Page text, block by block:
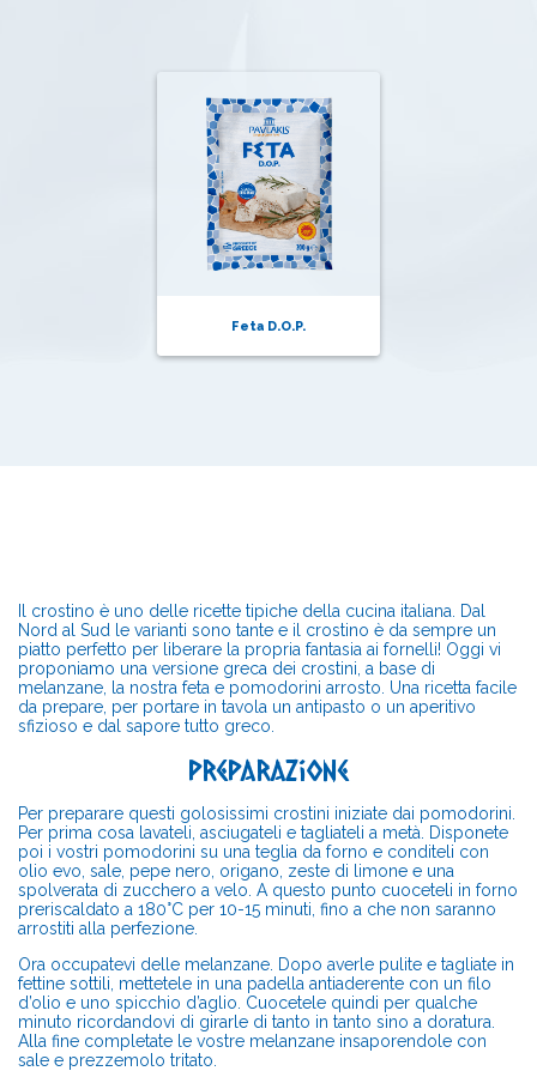
Feta D.O.P.
Il crostino è uno delle ricette tipiche della cucina italiana. Dal
Nord al Sud le varianti sono tante e il crostino è da sempre un
piatto perfetto per liberare la propria fantasia ai fornelli! Oggi vi
proponiamo una versione greca dei crostini, a base di
melanzane, la nostra feta e pomodorini arrosto. Una ricetta facile
da prepare, per portare in tavola un antipasto o un aperitivo
sfizioso e dal sapore tutto greco.
Preparazione
Per preparare questi golosissimi crostini iniziate dai pomodorini.
Per prima cosa lavateli, asciugateli e tagliateli a metà. Disponete
poi i vostri pomodorini su una teglia da forno e conditeli con
olio evo, sale, pepe nero, origano, zeste di limone e una
spolverata di zucchero a velo. A questo punto cuoceteli in forno
preriscaldato a 180°C per 10-15 minuti, fino a che non saranno
arrostiti alla perfezione.
Ora occupatevi delle melanzane. Dopo averle pulite e tagliate in
fettine sottili, mettetele in una padella antiaderente con un filo
d’olio e uno spicchio d’aglio. Cuocetele quindi per qualche
minuto ricordandovi di girarle di tanto in tanto sino a doratura.
Alla fine completate le vostre melanzane insaporendole con
sale e prezzemolo tritato.